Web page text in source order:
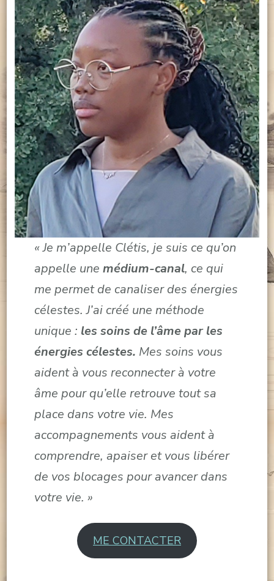
« Je m’appelle Clétis, je suis ce qu’on
appelle une médium-canal, ce qui
me permet de canaliser des énergies
célestes. J’ai créé une méthode
unique : les soins de l’âme par les
énergies célestes. Mes soins vous
aident à vous reconnecter à votre
âme pour qu’elle retrouve tout sa
place dans votre vie. Mes
accompagnements vous aident à
comprendre, apaiser et vous libérer
de vos blocages pour avancer dans
votre vie. »
ME CONTACTER